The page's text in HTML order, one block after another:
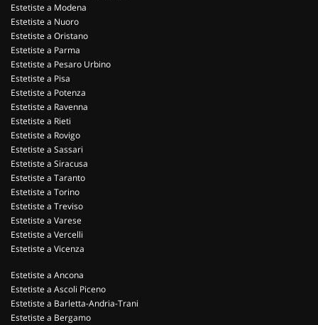
Estetiste a Modena
Estetiste a Nuoro
Estetiste a Oristano
Estetiste a Parma
Estetiste a Pesaro Urbino
Estetiste a Pisa
Estetiste a Potenza
Estetiste a Ravenna
Estetiste a Rieti
Estetiste a Rovigo
Estetiste a Sassari
Estetiste a Siracusa
Estetiste a Taranto
Estetiste a Torino
Estetiste a Treviso
Estetiste a Varese
Estetiste a Vercelli
Estetiste a Vicenza
Estetiste a Ancona
Estetiste a Ascoli Piceno
Estetiste a Barletta-Andria-Trani
Estetiste a Bergamo